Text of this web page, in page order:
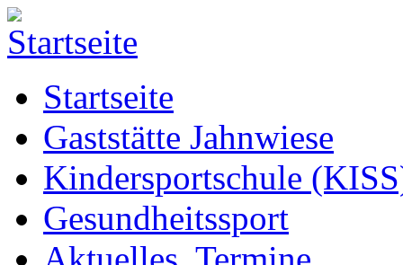
Startseite
Gaststätte Jahnwiese
Kindersportschule
Gesundheitssport